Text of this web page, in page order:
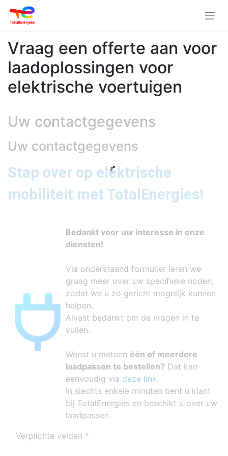
Vraag een offerte aan voor
laadoplossingen voor
elektrische voertuigen
Uw contactgegevens
Uw contactgegevens
Stap over op elektrische
mobiliteit met TotalEnergies!
Bedankt voor uw interesse in onze
diensten!
Via onderstaand formulier leren we
graag meer over uw specifieke noden,
zodat we u zo gericht mogelijk kunnen
helpen.
Alvast bedankt om de vragen in te
vullen.
Wenst u meteen één of meerdere
laadpassen te bestellen? Dat kan
eenvoudig via deze link.
In slechts enkele minuten bent u klant
bij TotalEnergies en beschikt u over uw
laadpassen.
Verplichte velden *